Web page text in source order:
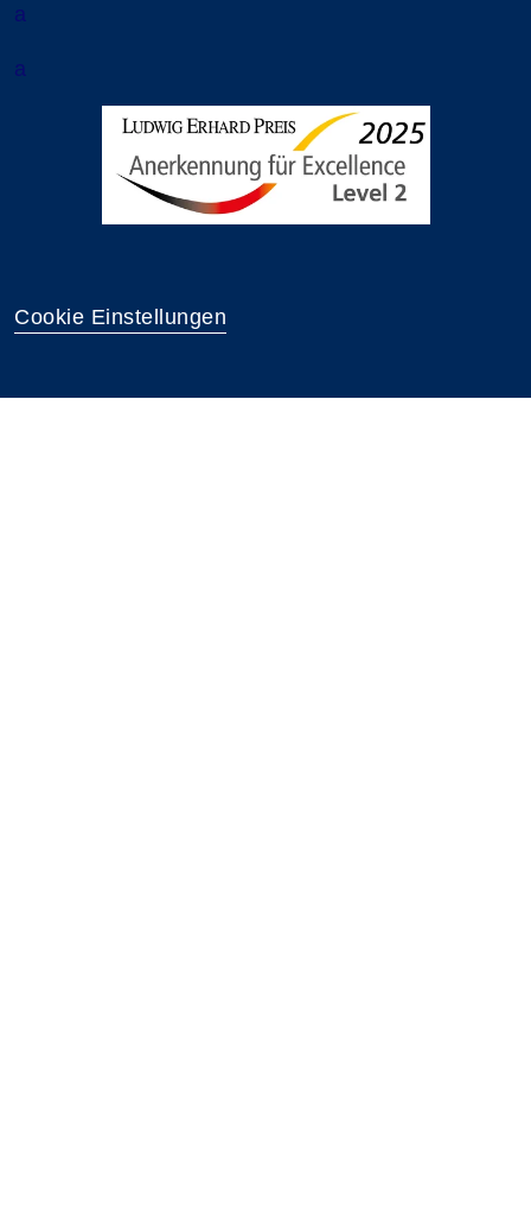
a
a
Cookie Einstellungen